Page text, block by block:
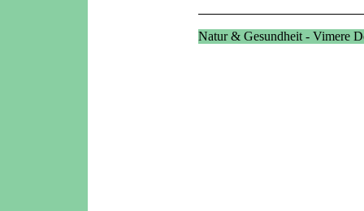
Natur & Gesundheit - Vimere